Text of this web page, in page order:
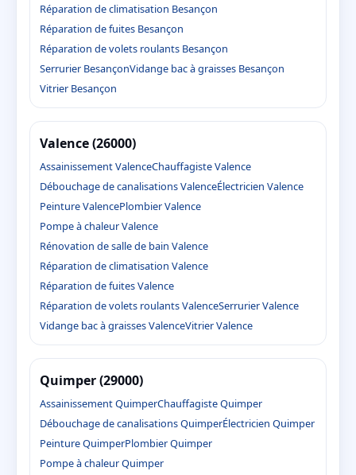
Réparation de climatisation Besançon
Réparation de fuites Besançon
Réparation de volets roulants Besançon
Serrurier BesançonVidange bac à graisses Besançon
Vitrier Besançon
Valence (26000)
Assainissement ValenceChauffagiste Valence
Débouchage de canalisations ValenceÉlectricien Valence
Peinture ValencePlombier Valence
Pompe à chaleur Valence
Rénovation de salle de bain Valence
Réparation de climatisation Valence
Réparation de fuites Valence
Réparation de volets roulants ValenceSerrurier Valence
Vidange bac à graisses ValenceVitrier Valence
Quimper (29000)
Assainissement QuimperChauffagiste Quimper
Débouchage de canalisations QuimperÉlectricien Quimper
Peinture QuimperPlombier Quimper
Pompe à chaleur Quimper